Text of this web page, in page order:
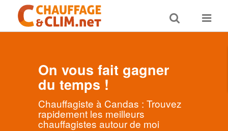
Toggle
search
Toggle
On vous fait gagner
du temps !
Chauffagiste à Candas : Trouvez
rapidement les meilleurs
chauffagistes autour de moi